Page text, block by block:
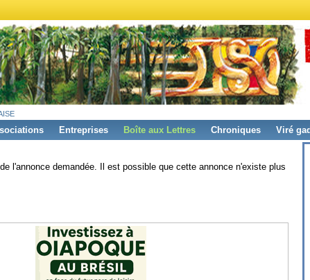
Entreprises Boîte aux Lettres Chroniques Viré
l'annonce demandée. Il est possible que cette annonce n'existe plus